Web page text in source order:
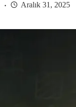
Aralık 31, 2025